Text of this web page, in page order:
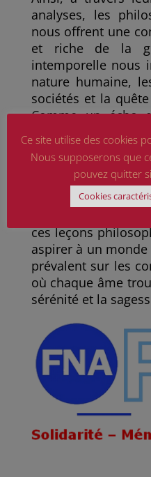
analyses, les
nous offrent une
et riche de la
intemporelle nous
nature humaine,
sociétés et la
Comme un écho
vibrant, leurs
que, malgré
destructions
peut également
réflexion
ces leçons
aspirer à un
prévalent sur les
où chaque âme
sérénité et la
Ce site utilise des cookies
Nous supposerons que
pouvez quitter
Cookies